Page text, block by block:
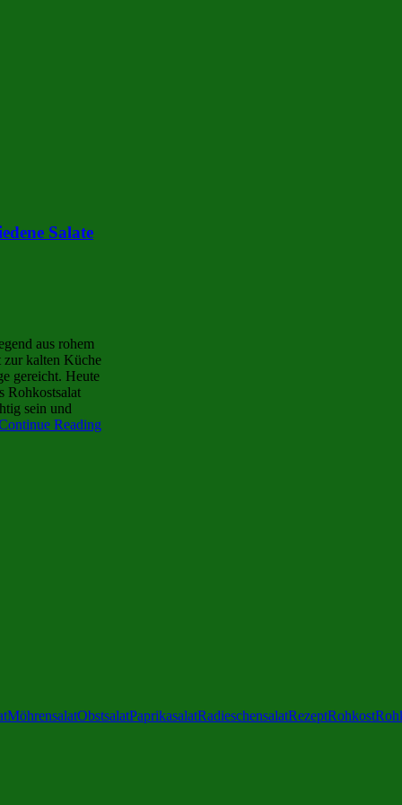
Salate
aus rohem
zur kalten Küche
gereicht. Heute
Rohkostsalat
sein und
Reading
MöhrensalatObstsalatPaprikasalatRadieschensalatRezeptRohkost